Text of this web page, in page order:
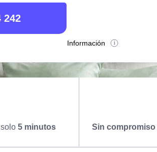
242
Información
5 minutos Sin compromiso